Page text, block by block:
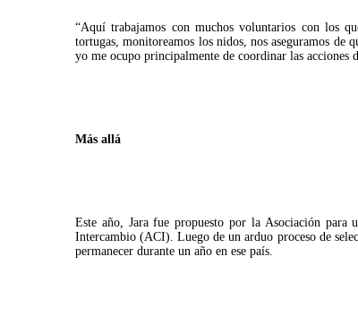
“Aquí trabajamos con muchos voluntarios con los
tortugas, monitoreamos los nidos, nos aseguramos
yo me ocupo principalmente de coordinar las acciones
Más allá
Este año, Jara fue propuesto por la Asociación
Intercambio (ACI). Luego de un arduo proceso de
permanecer durante un año en ese país.